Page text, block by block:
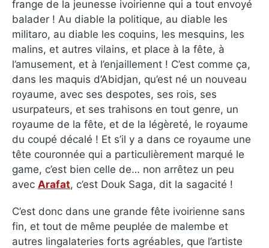
frange de la jeunesse ivoirienne qui a tout envoyé
balader ! Au diable la politique, au diable les
militaro, au diable les coquins, les mesquins, les
malins, et autres vilains, et place à la fête, à
l’amusement, et à l’enjaillement ! C’est comme ça,
dans les maquis d’Abidjan, qu’est né un nouveau
royaume, avec ses despotes, ses rois, ses
usurpateurs, et ses trahisons en tout genre, un
royaume de la fête, et de la légèreté, le royaume
du coupé décalé ! Et s’il y a dans ce royaume une
tête couronnée qui a particulièrement marqué le
game, c’est bien celle de… non arrêtez un peu
avec Arafat, c’est Douk Saga, dit la sagacité !
C’est donc dans une grande fête ivoirienne sans
fin, et tout de même peuplée de malembe et
autres lingalateries forts agréables, que l’artiste